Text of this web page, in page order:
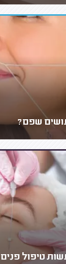
שפם?
טיפול פנים